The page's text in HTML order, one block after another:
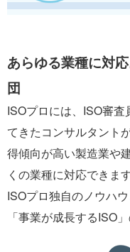
あらゆる業種に対
団
ISOプロには、ISO審
てきたコンサルタント
得傾向が高い製造業や
くの業種に対応できます
ISOプロ独自のノウハ
「事業が成長するISO